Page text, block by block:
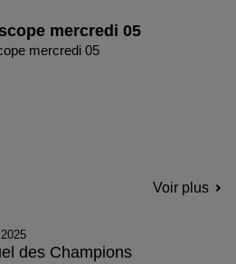
mercredi 05
mercredi 05
Voir plus
des Champions